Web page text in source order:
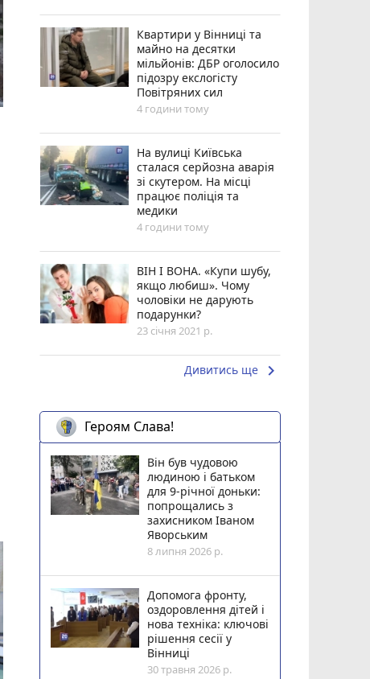
Квартири у Вінниці та
майно на десятки
мільйонів: ДБР оголосило
підозру екслогісту
Повітряних сил
4 години тому
На вулиці Київська
сталася серйозна аварія
зі скутером. На місці
працює поліція та
медики
4 години тому
ВІН І ВОНА. «Купи шубу,
якщо любиш». Чому
чоловіки не дарують
подарунки?
23 січня 2021 р.
Дивитись ще keyboard_arrow_right
Героям Слава!
Він був чудовою
людиною і батьком
для 9-річної доньки:
попрощались з
захисником Іваном
Яворським
8 липня 2026 р.
Допомога фронту,
оздоровлення дітей і
нова техніка: ключові
рішення сесії у
Вінниці
30 травня 2026 р.